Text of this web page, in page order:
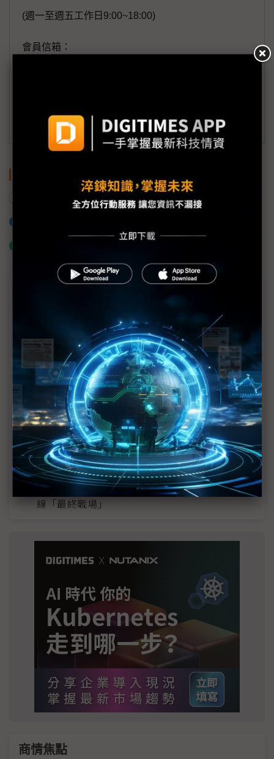
(週一至週五工作日9:00~18:00)
會員信箱：
訂閱DIGITIMES 行動版
Samsung Galaxy 三星電子
MLCC訂單過熱、出貨比創高 村田示警全球AI基
建熱潮將趨緩
2027全年記憶體產能提前售罄 買家「祕而不
宣」只怕買不夠
英特爾EMIB良率達標 聯發科第2代ASIC產品
2028準時量產
SpaceX晶片採購大轉向 Elon Musk捨超微全面
採用NVIDIA
光進銅退更明確？ 聯發科估SerDes 448G為銅
線「最終戰場」
商情焦點